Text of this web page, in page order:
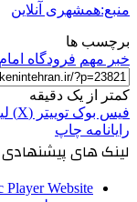
منبع:همشهری آنلاین
برچسب ها
خبر مهم فرودگاه
کمتر از یک دقیقه
فیس بوک توییتر (X)
رایانامه چاپ
لینک های پیشنهادی
Player Website